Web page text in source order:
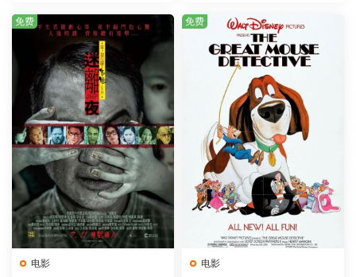
电影
免费
电影
免费